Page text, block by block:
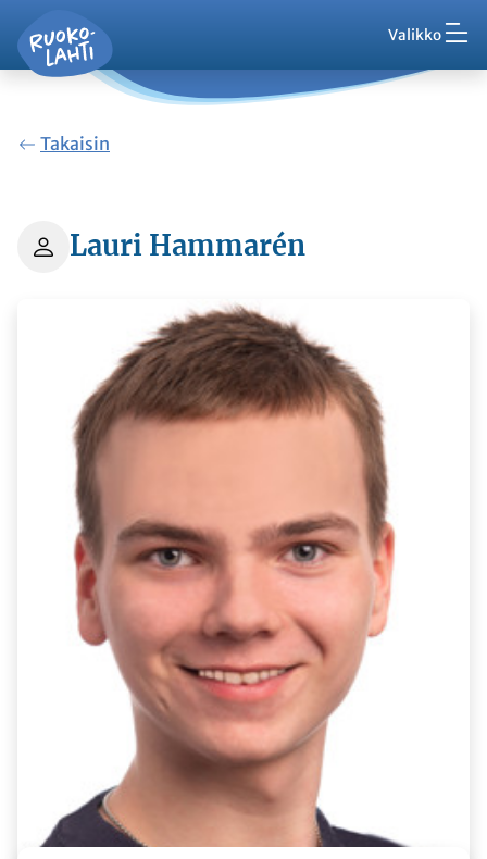
Siirry pääsisältöön Valikko
Ruokolahti - etusivu
Palaute
VisitRuokolahti
Takaisin
Lauri Hammarén